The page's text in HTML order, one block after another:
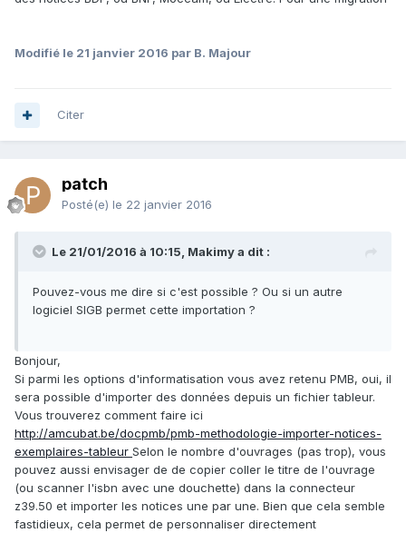
Modifié le 21 janvier 2016 par B. Majour
Citer
patch
Posté(e) le 22 janvier 2016
Le 21/01/2016 à 10:15, Makimy a dit :
Pouvez-vous me dire si c'est possible ? Ou si un autre
logiciel SIGB permet cette importation ?
Bonjour,
Si parmi les options d'informatisation vous avez retenu PMB, oui, il
sera possible d'importer des données depuis un fichier tableur.
Vous trouverez comment faire ici
http://amcubat.be/docpmb/pmb-methodologie-importer-notices-
exemplaires-tableur Selon le nombre d'ouvrages (pas trop), vous
pouvez aussi envisager de de copier coller le titre de l'ouvrage
(ou scanner l'isbn avec une douchette) dans la connecteur
z39.50 et importer les notices une par une. Bien que cela semble
fastidieux, cela permet de personnaliser directement